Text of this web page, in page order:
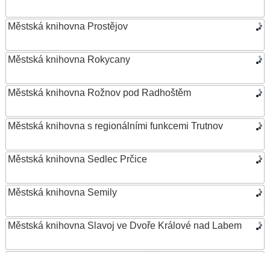
Městská knihovna Prostějov
Městská knihovna Rokycany
Městská knihovna Rožnov pod Radhoštěm
Městská knihovna s regionálními funkcemi Trutnov
Městská knihovna Sedlec Prčice
Městská knihovna Semily
Městská knihovna Slavoj ve Dvoře Králové nad Labem